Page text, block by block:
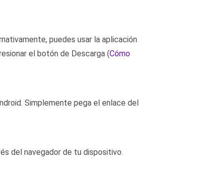
puedes usar la aplicación
el botón de Descarga (Cómo
Simplemente pega el enlace del
del navegador de tu dispositivo.